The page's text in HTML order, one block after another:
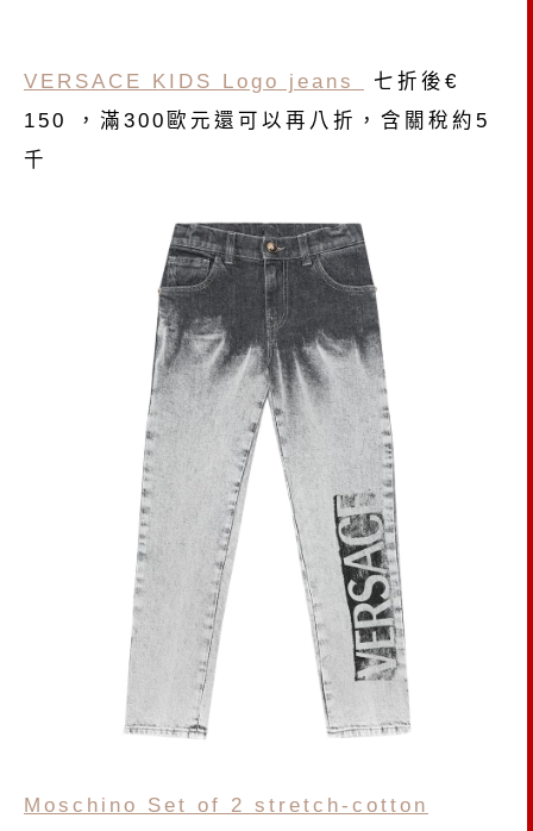
VERSACE KIDS Logo jeans
七折後€
150 ，滿300歐元還可以再八折，含關稅約5
千
Moschino Set of 2 stretch-cotton